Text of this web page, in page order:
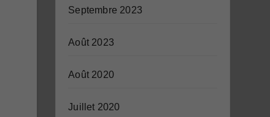
Septembre 2023
Août 2023
Août 2020
Juillet 2020